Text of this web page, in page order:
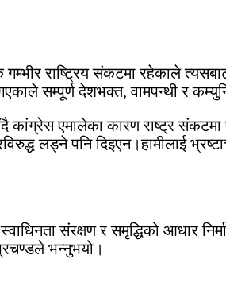
राष्ट्रिय संकटमा रहेकाले
गएकाले सम्पूर्ण देशभक्त, वामपन्थी र
एमालेका कारण राष्ट्र संकटमा
लड्ने पनि दिइएन।हामीलाई
संरक्षण र समृद्धिको आधार
भन्नुभयो।